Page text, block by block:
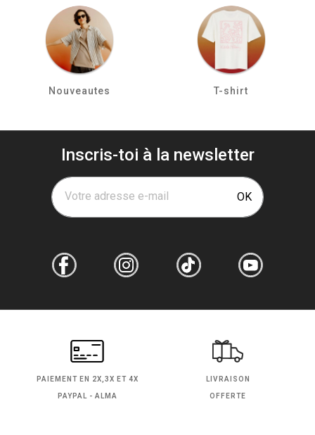
Nouveautes T-shirt
Inscris-toi à la newsletter
Votre adresse e-mail OK
PAIEMENT EN 2X,3X ET 4X
PAYPAL - ALMA
LIVRAISON
OFFERTE